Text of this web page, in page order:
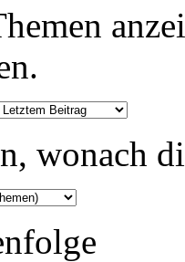
wonach